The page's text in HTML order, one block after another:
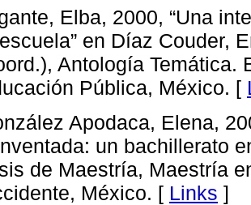
Elba, 2000, “Una
en Díaz Couder,
Antología Temática.
Pública, México. [
Apodaca, Elena,
un bachillerato
de Maestría, Maestría
México. [ Links ]